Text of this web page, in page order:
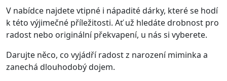
V nabídce najdete vtipné i nápadité dárky, které se hodí
k této výjimečné příležitosti. Ať už hledáte drobnost pro
radost nebo originální překvapení, u nás si vyberete.
Darujte něco, co vyjádří radost z narození miminka a
zanechá dlouhodobý dojem.